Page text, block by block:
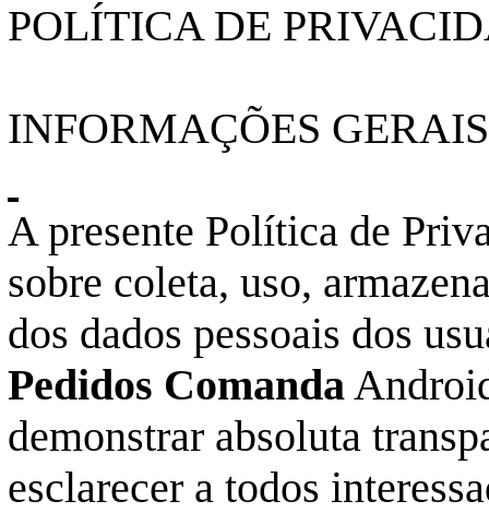
POLÍTICA DE
INFORMAÇÕES
A presente Política de
sobre coleta, uso,
dos dados pessoais dos
Pedidos Comanda
demonstrar absoluta
esclarecer a todos